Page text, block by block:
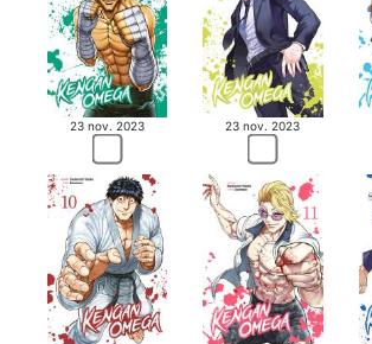
23 nov. 2023 23 nov. 2023